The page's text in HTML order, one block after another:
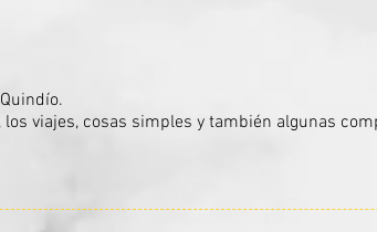
viajes, cosas simples y también algunas